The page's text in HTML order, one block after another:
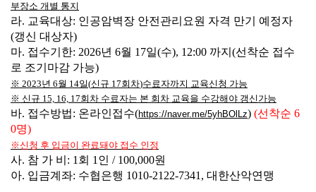
부장소 개별 통지
라. 교육대상: 인공암벽장 안전관리요원 자격 만기 예정자
(갱신 대상자)
마. 접수기한: 2026년 6월 17일(수), 12:00 까지 (선착순 접수
로 조기마감 가능)
※ 2023년 6월 14일(신규 17회차)수료자까지 교육신청 가능
※ 신규 15, 16, 17회차 수료자는 본 회차 교육을 수강해야 갱신가능
바. 접수방법: 온라인접수(https://naver.me/5yhBOlLz) (선착순 6
0명)
※신청 후 입금이 완료돼야 접수 인정
사. 참 가 비 : 1 회 1 인 / 100,000원
아. 입금계좌: 수협은행 1010-2122-7341, 대한산악연맹